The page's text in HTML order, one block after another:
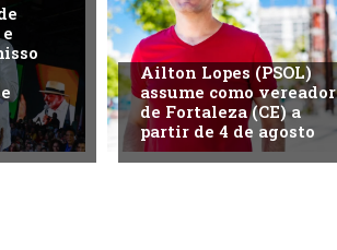
Ailton Lopes (PSOL)
assume como vereador
de Fortaleza (CE) a
partir de 4 de agosto